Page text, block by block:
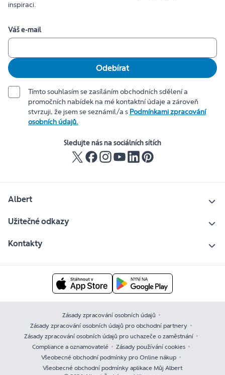
inspiraci.
Váš e-mail
Odebírat
Tímto souhlasím se zasíláním obchodních sdělení a
promočních nabídek na mé kontaktní údaje a zároveň
stvrzuji, že jsem se seznámil/a s Podmínkami zpracování
osobních údajů.
Sledujte nás na sociálních sítích
Albert
Užitečné odkazy
Kontakty
Zásady zpracování osobních údajů
Zásady zpracování osobních údajů pro obchodní partnery
Zásady zpracování osobních údajů pro uchazeče o zaměstnání
Compliance a oznamovatelé
Zásady používání cookies
Všeobecné obchodní podmínky pro Online nákup
Všeobecné obchodní podmínky aplikace Můj Albert